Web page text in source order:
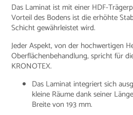
Das Laminat ist mit einer HDF-
Vorteil des Bodens ist die erhöhte
Schicht gewährleistet wird.
Jeder Aspekt, von der hochwertigen
Oberflächenbehandlung, spricht für
KRONOTEX.
Das Laminat integriert sich
kleine Räume dank seiner
Breite von 193 mm.